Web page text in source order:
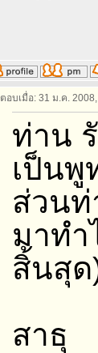
ตอบเมื่อ: 31 ม.ค.
ท่าน
เป็นพู
ส่วนท่
มาทำ
สิ้นสุด
สาธุ